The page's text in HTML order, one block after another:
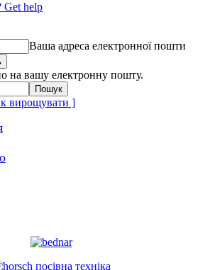
Get help
Ваша адреса електронної пошти
на вашу електронну пошту.
вирощувати ]